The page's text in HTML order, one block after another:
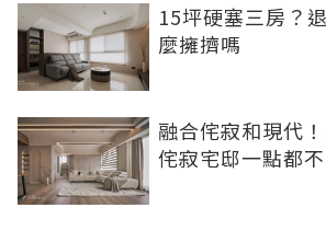
15坪硬塞三房？
麼擁擠嗎
融合侘寂和現代
侘寂宅邸一點都